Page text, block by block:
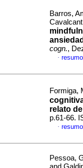
Barros,
cogn.,
·
Formiga,
relato
p.61-66.
·
Pessoa,